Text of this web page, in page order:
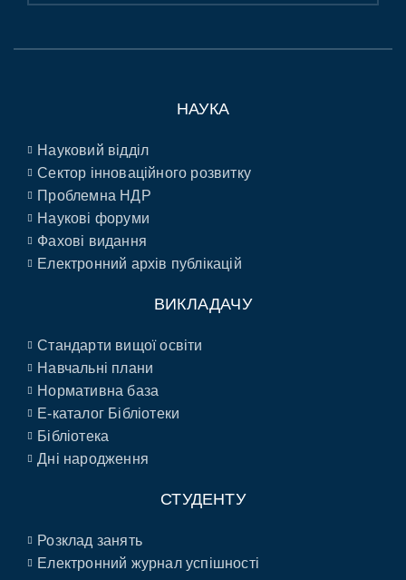
НАУКА
Науковий відділ
Сектор інноваційного розвитку
Проблемна НДР
Наукові форуми
Фахові видання
Електронний архів публікацій
ВИКЛАДАЧУ
Стандарти вищої освіти
Навчальні плани
Нормативна база
E-каталог Бібліотеки
Бібліотека
Дні народження
СТУДЕНТУ
Розклад занять
Електронний журнал успішності